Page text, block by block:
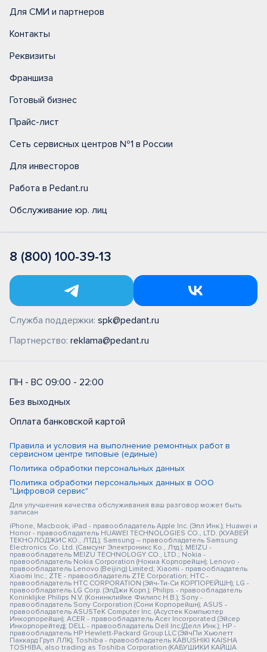
Для СМИ и партнеров
Контакты
Реквизиты
Франшиза
Готовый бизнес
Прайс-лист
Сеть сервисных центров №1 в России
Для инвесторов
Работа в Pedant.ru
Обслуживание юр. лиц
8 (800) 100-39-13
Служба поддержки: spk@pedant.ru
Партнерство: reklama@pedant.ru
ПН - ВС 09:00 - 22:00
Без выходных
Оплата банковской картой
Правила и условия на выполнение ремонтных работ в
сервисном центре типовые (единые)
Политика обработки персональных данных
Политика обработки персональных данных в ООО
"Цифровой сервис"
Для улучшения качества обслуживания ваш разговор может быть
записан
iPhone, Macbook, iPad - правообладатель Apple Inc. (Эпл Инк.); Huawei и
Honor - правообладатель HUAWEI TECHNOLOGIES CO., LTD. (ХУАВЕЙ
ТЕКНОЛОДЖИС КО., ЛТД.); Samsung – правообладатель Samsung
Electronics Co. Ltd. (Самсунг Электроникс Ко., Лтд.); MEIZU -
правообладатель MEIZU TECHNOLOGY CO., LTD.; Nokia -
правообладатель Nokia Corporation (Нокиа Корпорейшн); Lenovo -
правообладатель Lenovo (Beijing) Limited; Xiaomi - правообладатель
Xiaomi Inc.; ZTE - правообладатель ZTE Corporation; HTC -
правообладатель HTC CORPORATION (Эйч-Ти-Си КОРПОРЕЙШН); LG -
правообладатель LG Corp. (ЭлДжи Корп.); Philips - правообладатель
Koninklijke Philips N.V. (Конинклийке Филипс Н.В.); Sony -
правообладатель Sony Corporation (Сони Корпорейшн); ASUS -
правообладатель ASUSTeK Computer Inc. (Асустек Компьютер
Инкорпорейшн); ACER - правообладатель Acer Incorporated (Эйсер
Инкорпорейтед); DELL - правообладатель Dell Inc.(Делл Инк.); HP -
правообладатель HP Hewlett-Packard Group LLC (ЭйчПи Хьюлетт
Паккард Груп ЛЛК); Toshiba - правообладатель KABUSHIKI KAISHA
TOSHIBA, also trading as Toshiba Corporation (КАБУШИКИ КАЙША